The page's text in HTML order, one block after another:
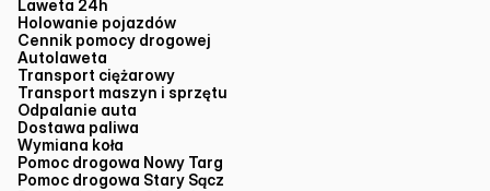
Laweta 24h
Holowanie pojazdów
Cennik pomocy drogowej
Autolaweta
Transport ciężarowy
Transport maszyn i sprzętu
Odpalanie auta
Dostawa paliwa
Wymiana koła
Pomoc drogowa Nowy Targ
Pomoc drogowa Stary Sącz